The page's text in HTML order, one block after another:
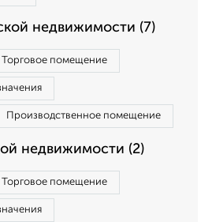
недвижимости (7)
Торговое помещение
Производственное помещение
недвижимости (2)
Торговое помещение